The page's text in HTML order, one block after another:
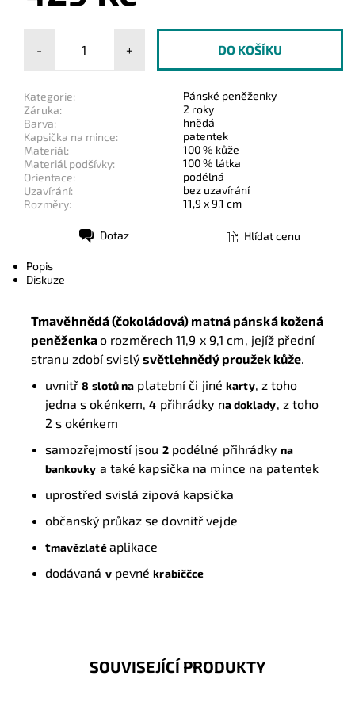
- +
Kategorie:
Pánské peněženky
Záruka:
2 roky
Barva:
hnědá
Kapsička na mince:
patentek
Materiál:
100 % kůže
Materiál podšívky:
100 % látka
Orientace:
podélná
Uzavírání:
bez uzavírání
Rozměry:
11,9 x 9,1 cm
Dotaz Hlídat cenu
Popis
Diskuze
Tmavěhnědá (čokoládová) matná pánská kožená
peněženkao rozměrech 11,9 x 9,1 cm, jejíž přední
stranu zdobí svislý světlehnědý proužek kůže.
uvnitř 8 slotů na platební či jiné karty, z toho
jedna s okénkem, 4 přihrádky na doklady, z toho
2 s okénkem
samozřejmostí jsou 2 podélné přihrádky na
bankovky a také kapsička na mince na patentek
uprostřed svislá zipová kapsička
občanský průkaz se dovnitř vejde
tmavězlatéaplikace
dodávaná v pevné krabiččce
SOUVISEJÍCÍ PRODUKTY